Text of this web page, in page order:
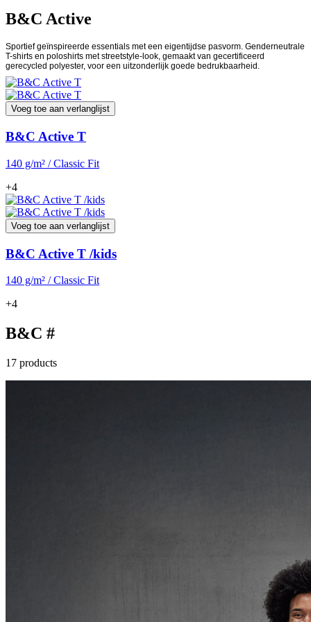
B&C Active
Sportief geïnspireerde essentials met een eigentijdse pasvorm. Genderneutrale
T-shirts en poloshirts met streetstyle-look, gemaakt van gecertificeerd
gerecycled polyester, voor een uitzonderlijk goede bedrukbaarheid.
Voeg toe aan verlanglijst
B&C Active T
140 g/m² / Classic Fit
+4
Voeg toe aan verlanglijst
B&C Active T /kids
140 g/m² / Classic Fit
+4
B&C #
17 products